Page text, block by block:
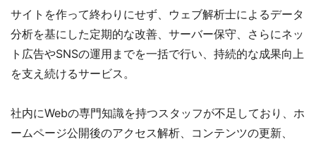
サイトを作って終わりにせず、ウェブ解析士によるデータ
分析を基にした定期的な改善、サーバー保守、さらにネッ
ト広告やSNSの運用までを一括で行い、持続的な成果向上
を支え続けるサービス。
社内にWebの専門知識を持つスタッフが不足しており、ホ
ームページ公開後のアクセス解析、コンテンツの更新、